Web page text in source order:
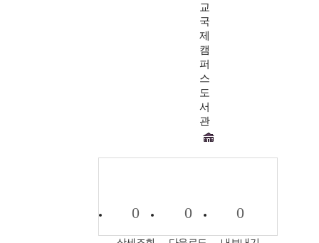
교
국
제
캠
퍼
스
도
서
관
0 0 0